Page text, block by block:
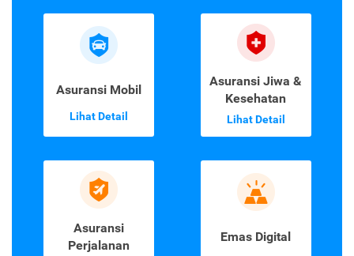
Asuransi Mobil
Lihat Detail
Asuransi Jiwa &
Kesehatan
Lihat Detail
Asuransi
Perjalanan
Emas Digital